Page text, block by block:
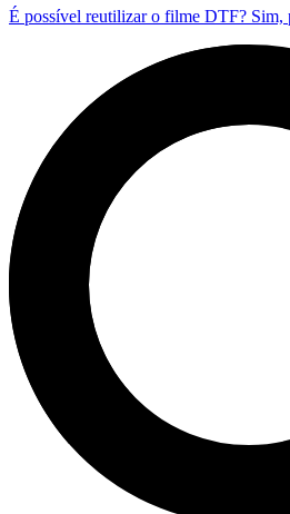
É possível reutilizar o filme DTF? Sim,